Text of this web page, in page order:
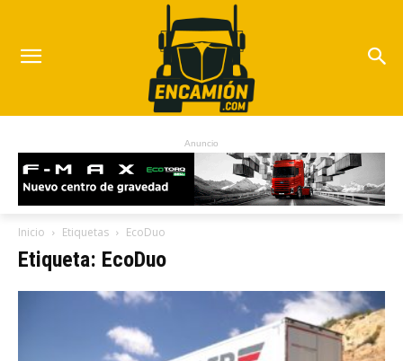
Anuncio
Inicio Etiquetas EcoDuo
Etiqueta: EcoDuo